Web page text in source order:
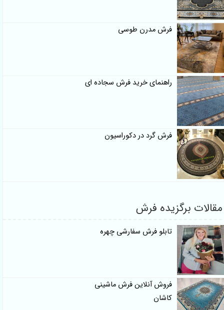
فرش مدرن طوسی
راهنمای خرید فرش سجاده ای
فرش گرد در دکوراسیون
مقالات برگزیده فرش
تابلو فرش سفارشی چهره
فروش آنلاین فرش ماشینی
کاشان